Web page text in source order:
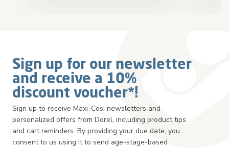
Sign up for our newsletter
and receive a 10%
discount voucher*!
Sign up to receive Maxi-Cosi newsletters and
personalized offers from Dorel, including product tips
and cart reminders. By providing your due date, you
consent to us using it to send age-stage-based